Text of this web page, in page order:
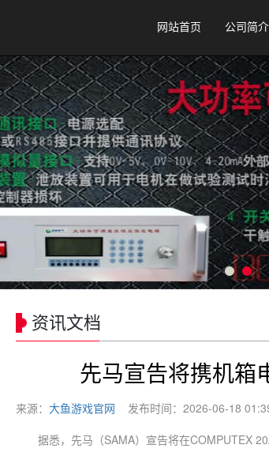
网站首页 公司简介
资讯文档
先马宣告将携机箱
来源： 大鱼游戏官网 发布时间：2026-06-18
据悉，先马（SAMA）宣告将在COMPUTEX